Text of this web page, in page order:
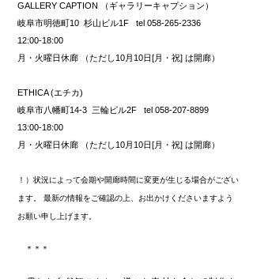
GALLERY CAPTION （ギャラリーキャプション）
岐阜市明徳町10 杉山ビル1F tel 058-265-2336
12:00-18:00
月・火曜日休廊 （ただし10月10日[月・祝] は開廊）
ETHICA (エチカ)
岐阜市八幡町14-3 三輪ビル2F tel 058-207-8899
13:00-18:00
月・火曜日休廊 （ただし10月10日[月・祝] は開廊）
！）状況によって会期や開廊時間に変更が生じる場合がござい
ます。 最新の情報をご確認の上、お出かけくださいますよう
お願い申し上げます。
​ ＊＊＊